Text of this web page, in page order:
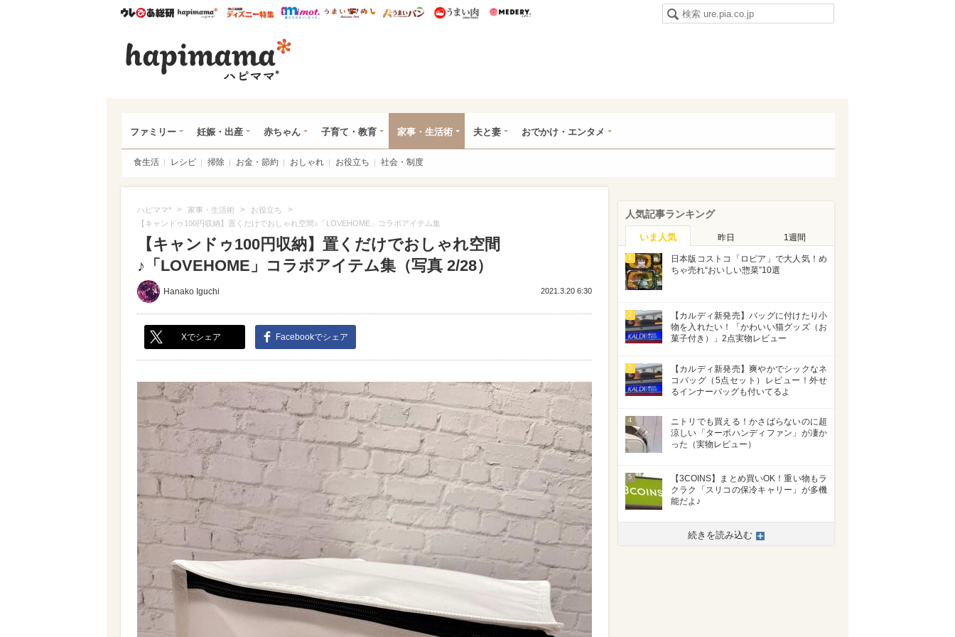
ウレぴあ総研ハピママ* ウレぴあ総研 ディズニー特集
mimot. うまいめし うまいパン うまい肉
ファミリー 妊娠・出産 赤ちゃん 子育て・教育 家事・生活術 夫と妻 おでかけ・エンタメ
食生活 レシピ 掃除 お金・節約 おしゃれ お役立ち 社会・制度
ハピママ* > 家事・生活術 > お役立ち >
【キャンドゥ100円収納】置くだけでおしゃれ空間♪「LOVEHOME」コラボアイテム集
【キャンドゥ100円収納】置くだけでおしゃれ空間
♪「LOVEHOME」コラボアイテム集（写真 2/28）
Hanako Iguchi 2021.3.20 6:30
Xでシェア Facebookでシェア
人気記事ランキング
いま人気 昨日 1週間
1
日本版コストコ「ロピア」で大人気！め
ちゃ売れ“おいしい惣菜”10選
2
【カルディ新発売】バッグに付けたり小
物を入れたい！「かわいい猫グッズ（お
菓子付き）」2点実物レビュー
3
【カルディ新発売】爽やかでシックなネ
コバッグ（5点セット）レビュー！外せ
るインナーバッグも付いてるよ
4
ニトリでも買える！かさばらないのに超
涼しい「ターボハンディファン」が凄か
った（実物レビュー）
5
【3COINS】まとめ買いOK！重い物もラ
クラク「スリコの保冷キャリー」が多機
能だよ♪
続きを読み込む